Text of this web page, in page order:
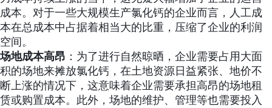
成本。对于一些大规模生产氯化钙的企业而言，人工成
本在总成本中占据着相当大的比重，压缩了企业的利润
空间。
场地成本高昂 ：为了进行自然晾晒，企业需要占用大面
积的场地来摊放氯化钙，在土地资源日益紧张、地价不
断上涨的情况下，这意味着企业需要承担高昂的场地租
赁或购置成本。此外，场地的维护、管理等也需要投入